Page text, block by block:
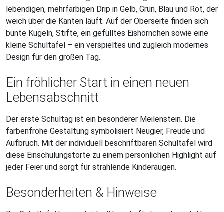
lebendigen, mehrfarbigen Drip in Gelb, Grün, Blau und Rot, der
weich über die Kanten läuft. Auf der Oberseite finden sich
bunte Kugeln, Stifte, ein gefülltes Eishörnchen sowie eine
kleine Schultafel – ein verspieltes und zugleich modernes
Design für den großen Tag.
Ein fröhlicher Start in einen neuen
Lebensabschnitt
Der erste Schultag ist ein besonderer Meilenstein. Die
farbenfrohe Gestaltung symbolisiert Neugier, Freude und
Aufbruch. Mit der individuell beschriftbaren Schultafel wird
diese Einschulungstorte zu einem persönlichen Highlight auf
jeder Feier und sorgt für strahlende Kinderaugen.
Besonderheiten & Hinweise